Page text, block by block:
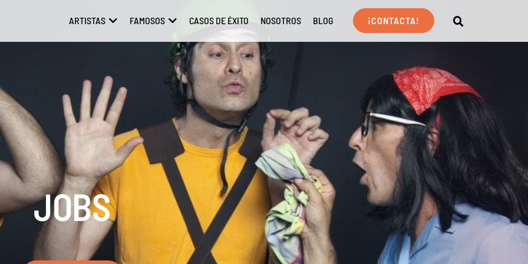
ARTISTAS ABRIR ARTISTAS
FAMOSOS ABRIR FAMOSOS
CASOS DE ÉXITO NOSOTROS BLOG ¡CONTACTA!
JOBS